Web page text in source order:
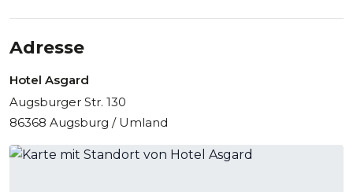
Eventlocation in Augsburg mit hervorragendem Preis-
Leistungs-Verhältnis.
Adresse
Hotel Asgard
Augsburger Str. 130
86368 Augsburg / Umland